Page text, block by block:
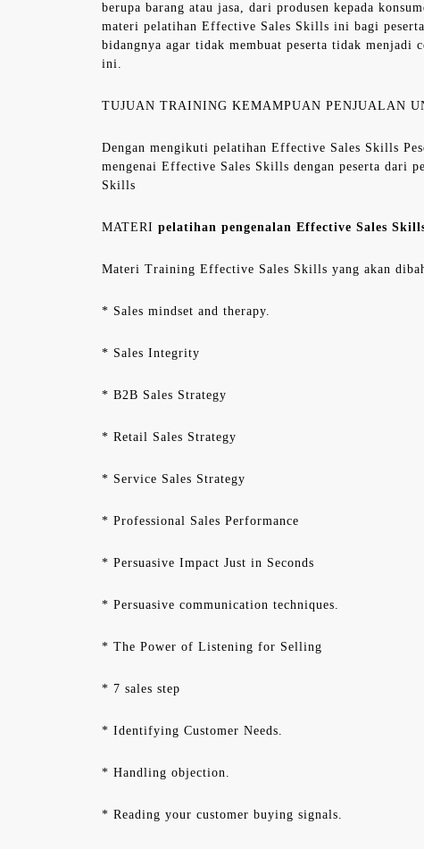
berupa barang atau jasa, dari produsen kepada
materi pelatihan Effective Sales Skills ini bagi
bidangnya agar tidak membuat peserta tidak menjadi
ini.
TUJUAN TRAINING KEMAMPUAN PENJUALAN
Dengan mengikuti pelatihan Effective Sales Skills
mengenai Effective Sales Skills dengan peserta dari
Skills
MATERI pelatihan pengenalan Effective Sales
Materi Training Effective Sales Skills yang akan
* Sales mindset and therapy.
* Sales Integrity
* B2B Sales Strategy
* Retail Sales Strategy
* Service Sales Strategy
* Professional Sales Performance
* Persuasive Impact Just in Seconds
* Persuasive communication techniques.
* The Power of Listening for Selling
* 7 sales step
* Identifying Customer Needs.
* Handling objection.
* Reading your customer buying signals.